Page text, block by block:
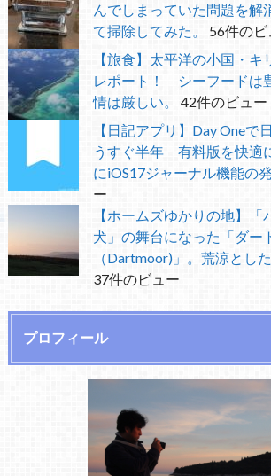
んでしまっていた問題を解
て掃除してみた。
56件のビ
【旅食】太平洋の小国・
レポート！ シーフードは
情は厳しい。
42件のビュー
【日記アプリ】Day Oneで
うすぐ半年 有料版を快適
にiOS17ジャーナル機能の
ー
【ホームズゆかりの地】
犬」の舞台になった「ダー
（Dartmoor)」。荒涼とし
37件のビュー
プロフィール